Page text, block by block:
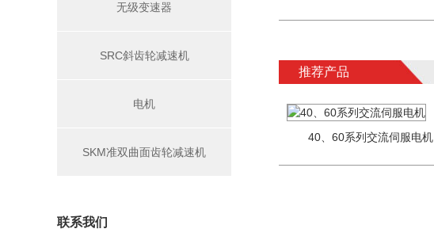
无级变速器
SRC斜齿轮减速机
电机
SKM准双曲面齿轮减速机
联系我们
推荐产品
40、60系列交流伺服电机